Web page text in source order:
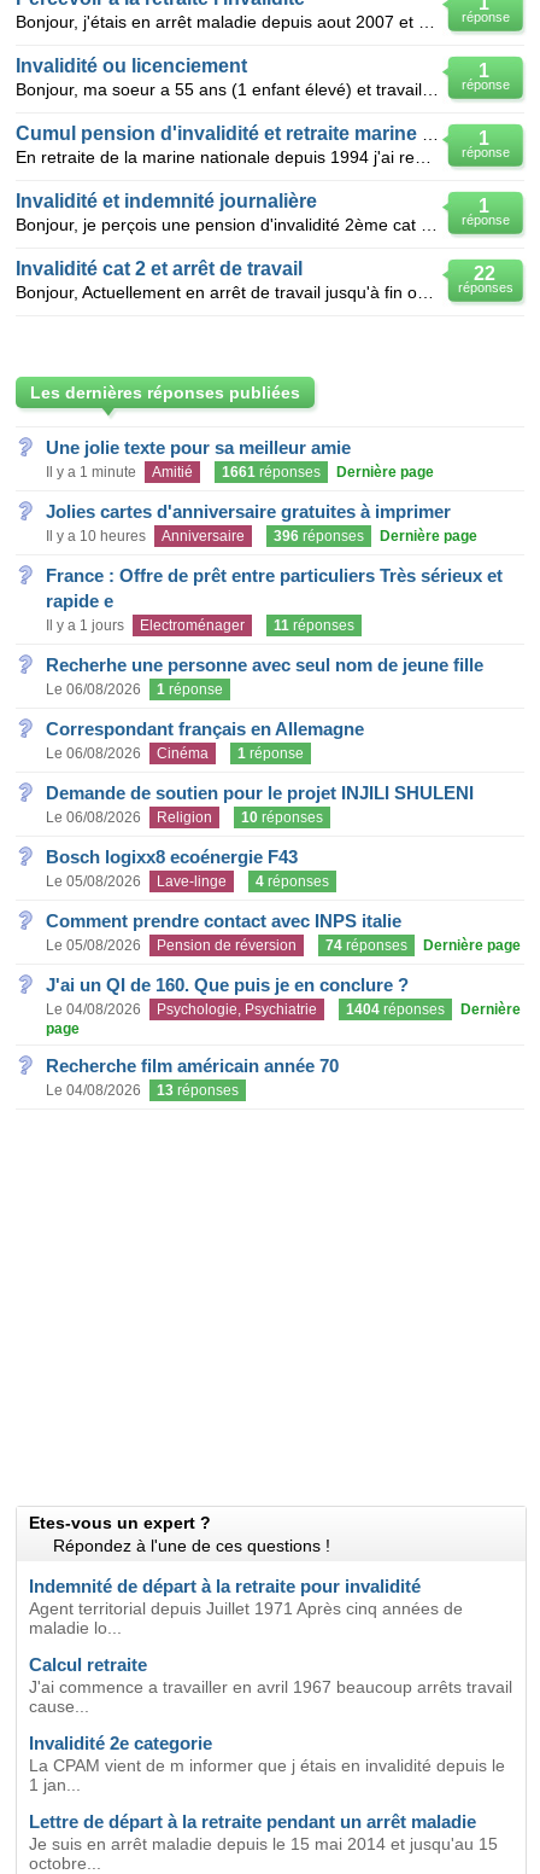
réponse
1
réponse
Invalidité ou licenciement
1
réponse
1
réponse
Invalidité et indemnité journalière
22
réponses
Invalidité cat 2 et arrêt de travail
Les dernières réponses publiées
Une jolie texte pour sa meilleur amie
Il y a 1 minute Amitié 1661 réponses Dernière page
Jolies cartes d'anniversaire gratuites à imprimer
Il y a 10 heures Anniversaire 396 réponses Dernière page
France : Offre de prêt entre particuliers Très sérieux et
rapide e
Il y a 1 jours Electroménager 11 réponses
Recherhe une personne avec seul nom de jeune fille
Le 06/08/2026 1 réponse
Correspondant français en Allemagne
Le 06/08/2026 Cinéma 1 réponse
Demande de soutien pour le projet INJILI SHULENI
Le 06/08/2026 Religion 10 réponses
Bosch logixx8 ecoénergie F43
Le 05/08/2026 Lave-linge 4 réponses
Comment prendre contact avec INPS italie
Le 05/08/2026 Pension de réversion 74 réponses Dernière page
J'ai un QI de 160. Que puis je en conclure ?
Le 04/08/2026 Psychologie, Psychiatrie 1404 réponses
Dernière
page
Recherche film américain année 70
Le 04/08/2026 13 réponses
Etes-vous un expert ?
Répondez à l'une de ces questions !
Indemnité de départ à la retraite pour invalidité
Agent territorial depuis Juillet 1971 Après cinq années de
maladie lo...
Calcul retraite
J'ai commence a travailler en avril 1967 beaucoup arrêts travail
cause...
Invalidité 2e categorie
La CPAM vient de m informer que j étais en invalidité depuis le
1 jan...
Lettre de départ à la retraite pendant un arrêt maladie
Je suis en arrêt maladie depuis le 15 mai 2014 et jusqu'au 15
octobre...